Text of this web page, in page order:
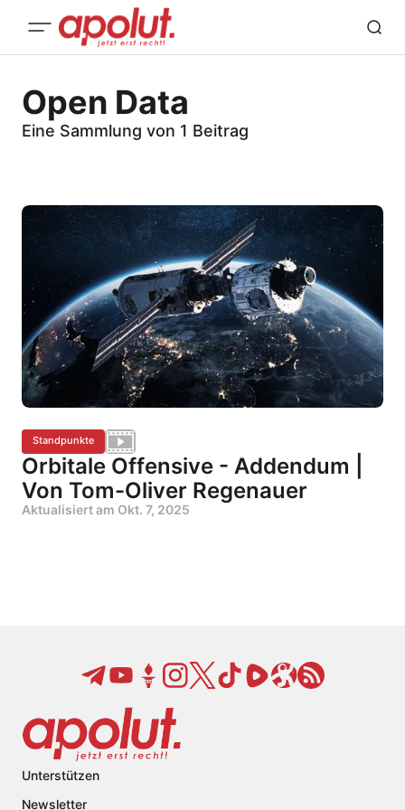
Open Data
Eine Sammlung von 1 Beitrag
Standpunkte
Orbitale Offensive - Addendum |
Von Tom-Oliver Regenauer
Aktualisiert am Okt. 7, 2025
Unterstützen
Newsletter